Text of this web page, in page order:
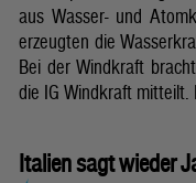
aus Wasser- und
erzeugten die
Bei der Windkraft
die IG Windkraft
Italien sagt wieder